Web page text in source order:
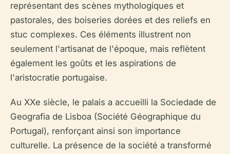
représentant des scènes mythologiques et
pastorales, des boiseries dorées et des reliefs en
stuc complexes. Ces éléments illustrent non
seulement l'artisanat de l'époque, mais reflètent
également les goûts et les aspirations de
l'aristocratie portugaise.
Au XXe siècle, le palais a accueilli la Sociedade de
Geografia de Lisboa (Société Géographique du
Portugal), renforçant ainsi son importance
culturelle. La présence de la société a transformé